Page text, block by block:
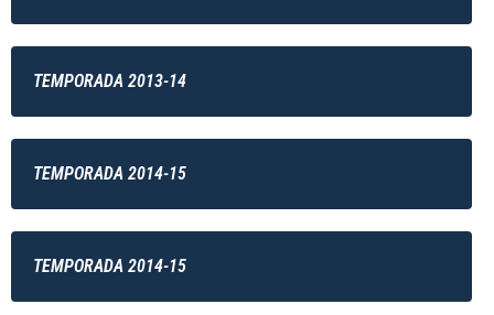
TEMPORADA 2013-14
TEMPORADA 2014-15
TEMPORADA 2014-15